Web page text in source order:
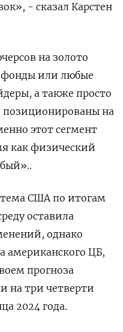
- сказал Карстен
на золото
фонды или любые
а также просто
позиционированы на
этот сегмент
как физический
США по итогам
оставила
однако
американского ЦБ,
прогноза
на три четверти
2024 года.